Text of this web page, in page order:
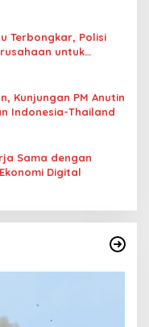
Hamil
Terbongkar, Polisi
untuk
Kunjungan PM Anutin
Indonesia-Thailand
Sama dengan
Digital